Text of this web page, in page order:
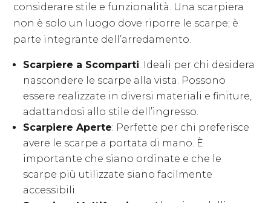
considerare stile e funzionalità. Una scarpiera
non è solo un luogo dove riporre le scarpe; è
parte integrante dell’arredamento.
Scarpiere a Scomparti: Ideali per chi desidera
nascondere le scarpe alla vista. Possono
essere realizzate in diversi materiali e finiture,
adattandosi allo stile dell’ingresso.
Scarpiere Aperte: Perfette per chi preferisce
avere le scarpe a portata di mano. È
importante che siano ordinate e che le
scarpe più utilizzate siano facilmente
accessibili.